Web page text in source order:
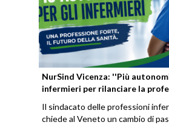
NurSind Vicenza: ''Più
infermieri per rilanciare la
Il sindacato delle professioni
chiede al Veneto un cambio di